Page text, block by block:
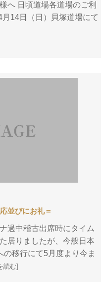
へ 日頃道場各道場のご利
14日（日）貝塚道場にて
並びにお礼＝
過中稽古出席時にタイム
居りましたが、今般日本
移行にて5月度より今ま
読む]